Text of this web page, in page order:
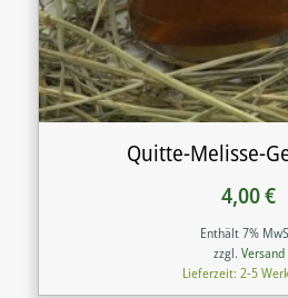
Quitte-Melisse-
4,00€
Enthält 7%
zzgl. Versand
Lieferzeit: 2-5